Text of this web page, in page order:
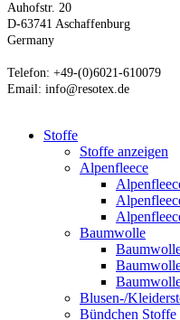
Auhofstr. 20
D-63741 Aschaffenburg
Germany
Telefon: +49-(0)6021-610079
Email: info@resotex.de
Stoffe
Stoffe anzeigen
Alpenfleece
Baumwolle
Blusen-/
Bündchen Stoffe